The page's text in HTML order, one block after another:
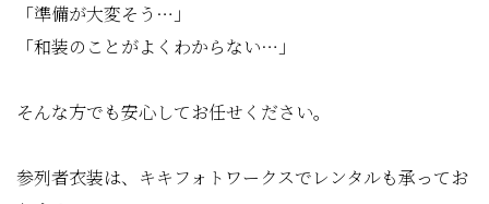
「準備が大変そう…」
「和装のことがよくわからない…」
そんな方でも安心してお任せください。
参列者衣装は、キキフォトワークスでレンタルも承ってお